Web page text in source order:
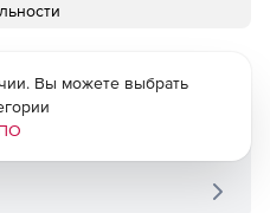
Вы можете выбрать